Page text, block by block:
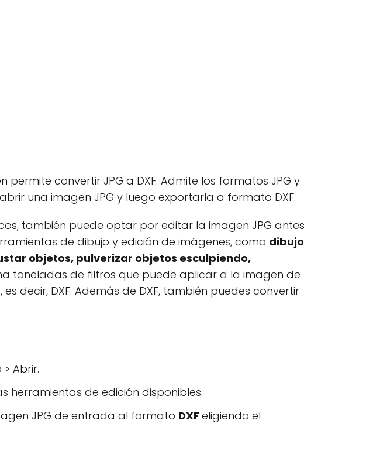
convertir JPG a DXF. Admite los formatos JPG y
una imagen JPG y luego exportarla a formato DXF.
también puede optar por editar la imagen JPG antes
de dibujo y edición de imágenes, como dibujo
objetos, pulverizar objetos esculpiendo,
toneladas de filtros que puede aplicar a la imagen de
decir, DXF. Además de DXF, también puedes convertir
Abrir.
herramientas de edición disponibles.
JPG de entrada al formato DXF eligiendo el